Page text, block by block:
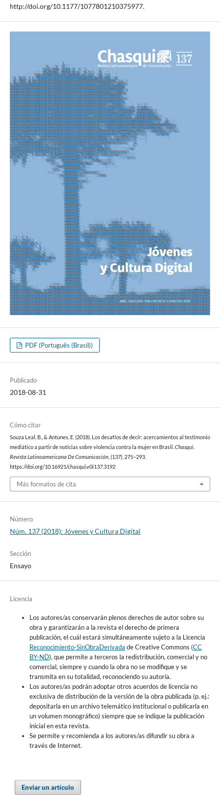
http://doi.org/10.1177/1077801210375977.
PDF (Português (Brasil))
Publicado
2018-08-31
Cómo citar
Souza Leal, B., & Antunes, E. (2018). Los desafíos de decir: acercamientos al testimonio
mediático a partir de noticias sobre violencia contra la mujer en Brasil. Chasqui.
Revista Latinoamericana De Comunicación, (137), 275–293.
https://doi.org/10.16921/chasqui.v0i137.3192
Más formatos de cita
Número
Núm. 137 (2018): Jóvenes y Cultura Digital
Sección
Ensayo
Licencia
Los autores/as conservarán plenos derechos de autor sobre su
obra y garantizarán a la revista el derecho de primera
publicación, el cuál estará simultáneamente sujeto a la Licencia
Reconocimiento-SinObraDerivada de Creative Commons (CC
BY-ND), que permite a terceros la redistribución, comercial y no
comercial, siempre y cuando la obra no se modifique y se
transmita en su totalidad, reconociendo su autoría.
Los autores/as podrán adoptar otros acuerdos de licencia no
exclusiva de distribución de la versión de la obra publicada (p. ej.:
depositarla en un archivo telemático institucional o publicarla en
un volumen monográfico) siempre que se indique la publicación
inicial en esta revista.
Se permite y recomienda a los autores/as difundir su obra a
través de Internet.
Enviar un artículo